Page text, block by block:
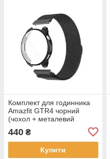
Комплект для годинника
Amazfit GTR4 чорний
(чохол + металевий
440 ₴
Купити